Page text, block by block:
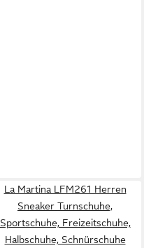
La Martina LFM261 Herren
Sneaker Turnschuhe,
Sportschuhe, Freizeitschuhe,
Halbschuhe, Schnürschuhe